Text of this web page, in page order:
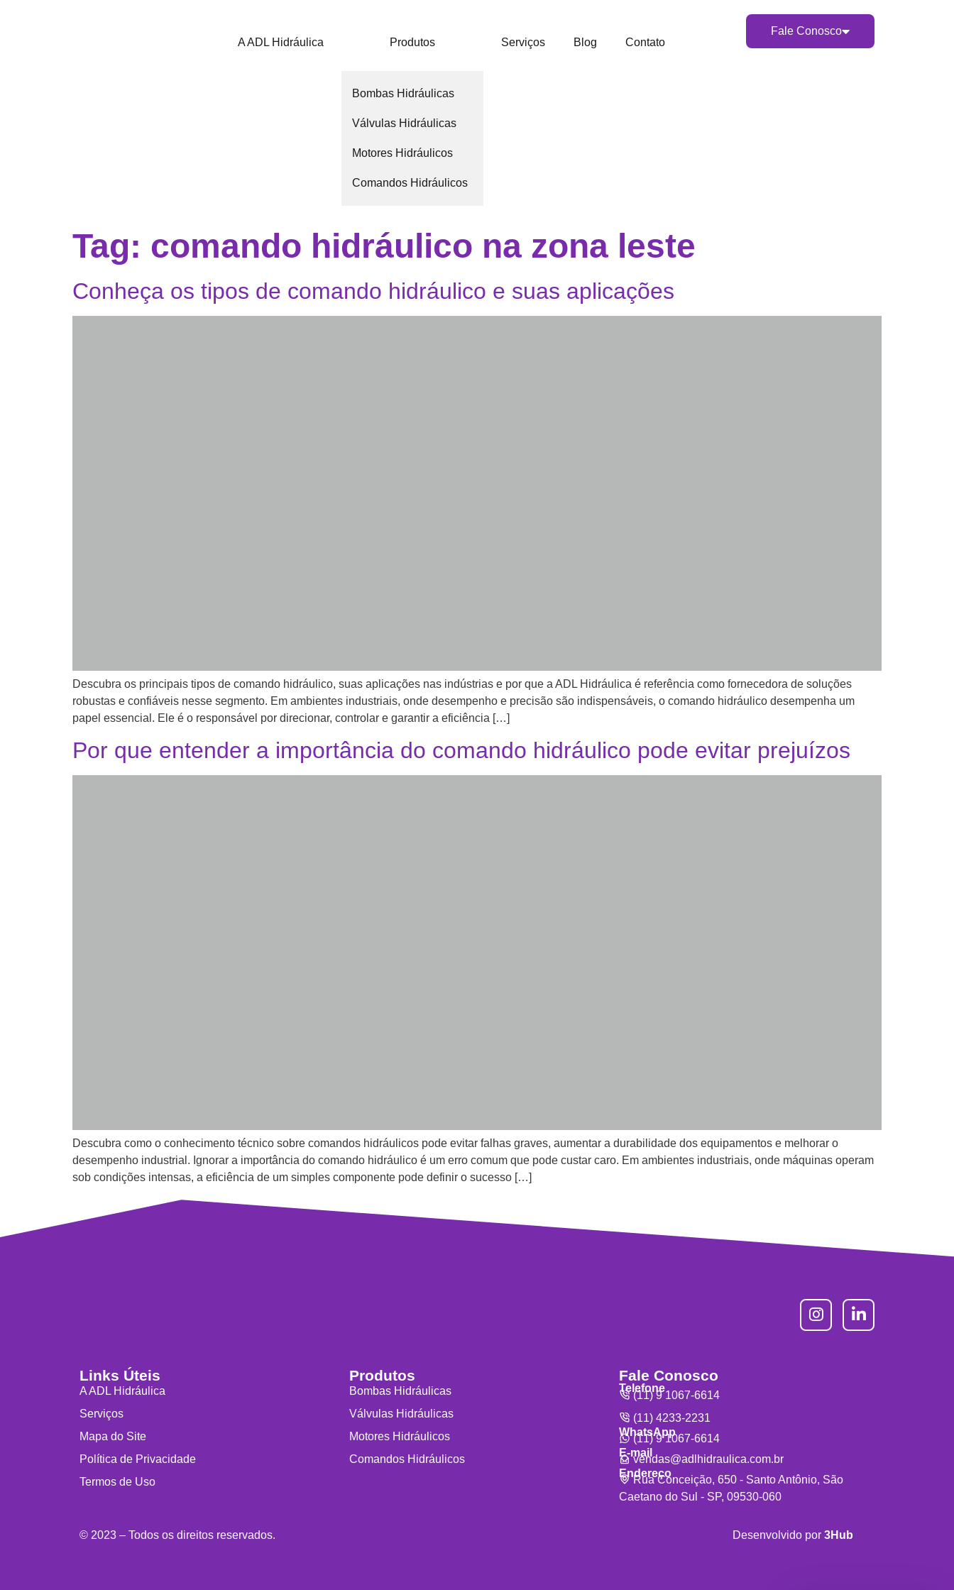
A ADL Hidráulica Produtos
Bombas Hidráulicas
Válvulas Hidráulicas
Motores Hidráulicos
Comandos Hidráulicos
Serviços Blog Contato
Fale Conosco
Tag: comando hidráulico na zona leste
Conheça os tipos de comando hidráulico e suas aplicações
Descubra os principais tipos de comando hidráulico, suas aplicações nas indústrias e por que a ADL Hidráulica é referência como fornecedora de soluções
robustas e confiáveis nesse segmento. Em ambientes industriais, onde desempenho e precisão são indispensáveis, o comando hidráulico desempenha um
papel essencial. Ele é o responsável por direcionar, controlar e garantir a eficiência […]
Por que entender a importância do comando hidráulico pode evitar prejuízos
Descubra como o conhecimento técnico sobre comandos hidráulicos pode evitar falhas graves, aumentar a durabilidade dos equipamentos e melhorar o
desempenho industrial. Ignorar a importância do comando hidráulico é um erro comum que pode custar caro. Em ambientes industriais, onde máquinas operam
sob condições intensas, a eficiência de um simples componente pode definir o sucesso […]
Links Úteis
A ADL Hidráulica
Serviços
Mapa do Site
Política de Privacidade
Termos de Uso
Produtos
Bombas Hidráulicas
Válvulas Hidráulicas
Motores Hidráulicos
Comandos Hidráulicos
Fale Conosco
Telefone
(11) 9 1067-6614
(11) 4233-2231
WhatsApp
(11) 9 1067-6614
E-mail
vendas@adlhidraulica.com.br
Endereço
Rua Conceição, 650 - Santo Antônio, São
Caetano do Sul - SP, 09530-060
© 2023 – Todos os direitos reservados. Desenvolvido por 3Hub